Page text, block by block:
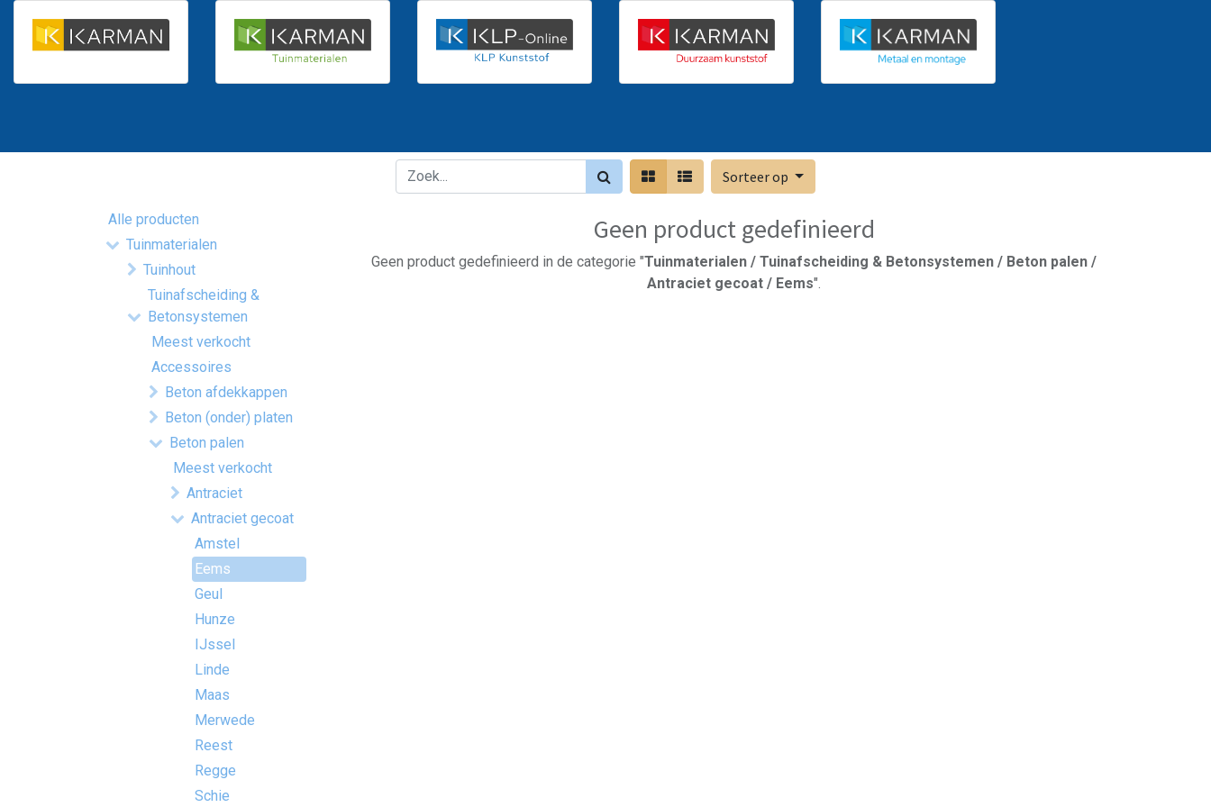
Sorteer op
Alle producten
Tuinmaterialen
Tuinhout
Tuinafscheiding &
Betonsystemen
Meest verkocht
Accessoires
Beton afdekkappen
Beton (onder) platen
Beton palen
Meest verkocht
Antraciet
Antraciet gecoat
Amstel
Eems
Geul
Hunze
IJssel
Linde
Maas
Merwede
Reest
Regge
Schie
Geen product gedefinieerd
Geen product gedefinieerd in de categorie "Tuinmaterialen / Tuinafscheiding & Betonsystemen / Beton palen /
Antraciet gecoat / Eems".